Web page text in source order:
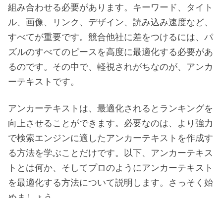
組み合わせる必要があります。キーワード、タイト
ル、画像、リンク、デザイン、読み込み速度など、
すべてが重要です。競合他社に差をつけるには、パ
ズルのすべてのピースを高度に最適化する必要があ
るのです。その中で、軽視されがちなのが、アンカ
ーテキストです。
アンカーテキストは、最適化されるとランキングを
向上させることができます。必要なのは、より強力
で検索エンジンに適したアンカーテキストを作成す
る方法を学ぶことだけです。以下、アンカーテキス
トとは何か、そしてプロのようにアンカーテキスト
を最適化する方法について説明します。さっそく始